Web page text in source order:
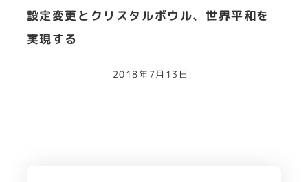
設定変更とクリスタルボウル、世界平和を
実現する
2018年7月13日